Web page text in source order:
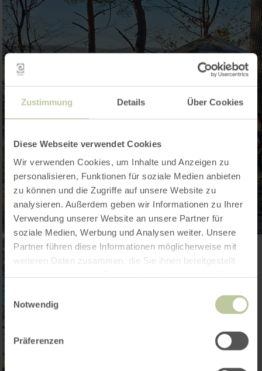
Zustimmung Details Über Cookies
Diese Webseite verwendet Cookies
Wir verwenden Cookies, um Inhalte und Anzeigen zu
personalisieren, Funktionen für soziale Medien anbieten
zu können und die Zugriffe auf unsere Website zu
analysieren. Außerdem geben wir Informationen zu Ihrer
Verwendung unserer Website an unsere Partner für
soziale Medien, Werbung und Analysen weiter. Unsere
Partner führen diese Informationen möglicherweise mit
weiteren Daten zusammen, die Sie ihnen bereitgestellt
Einwilligungsauswahl
Notwendig
Präferenzen